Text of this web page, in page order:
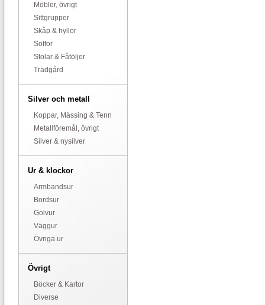
Möbler, övrigt
Sittgrupper
Skåp & hyllor
Soffor
Stolar & Fåtöljer
Trädgård
Silver och metall
Koppar, Mässing & Tenn
Metallföremål, övrigt
Silver & nysilver
Ur & klockor
Armbandsur
Bordsur
Golvur
Väggur
Övriga ur
Övrigt
Böcker & Kartor
Diverse